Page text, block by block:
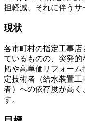
担軽減、それに伴うサ
現状
各市町村の指定工事店
ているものの、突発的
拓や高単価リフォー
定技術者（給水装置
者）への依存度が高く
す。